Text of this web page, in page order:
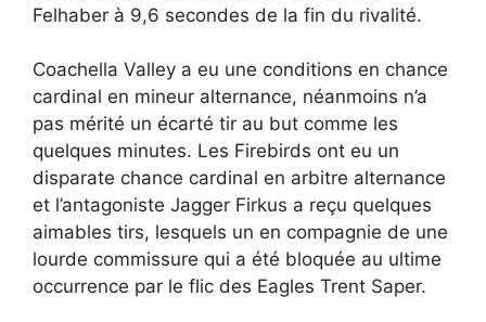
Felhaber à 9,6 secondes de la fin du rivalité.
Coachella Valley a eu une conditions en chance
cardinal en mineur alternance, néanmoins n’a
pas mérité un écarté tir au but comme les
quelques minutes. Les Firebirds ont eu un
disparate chance cardinal en arbitre alternance
et l’antagoniste Jagger Firkus a reçu quelques
aimables tirs, lesquels un en compagnie de une
lourde commissure qui a été bloquée au ultime
occurrence par le flic des Eagles Trent Saper.